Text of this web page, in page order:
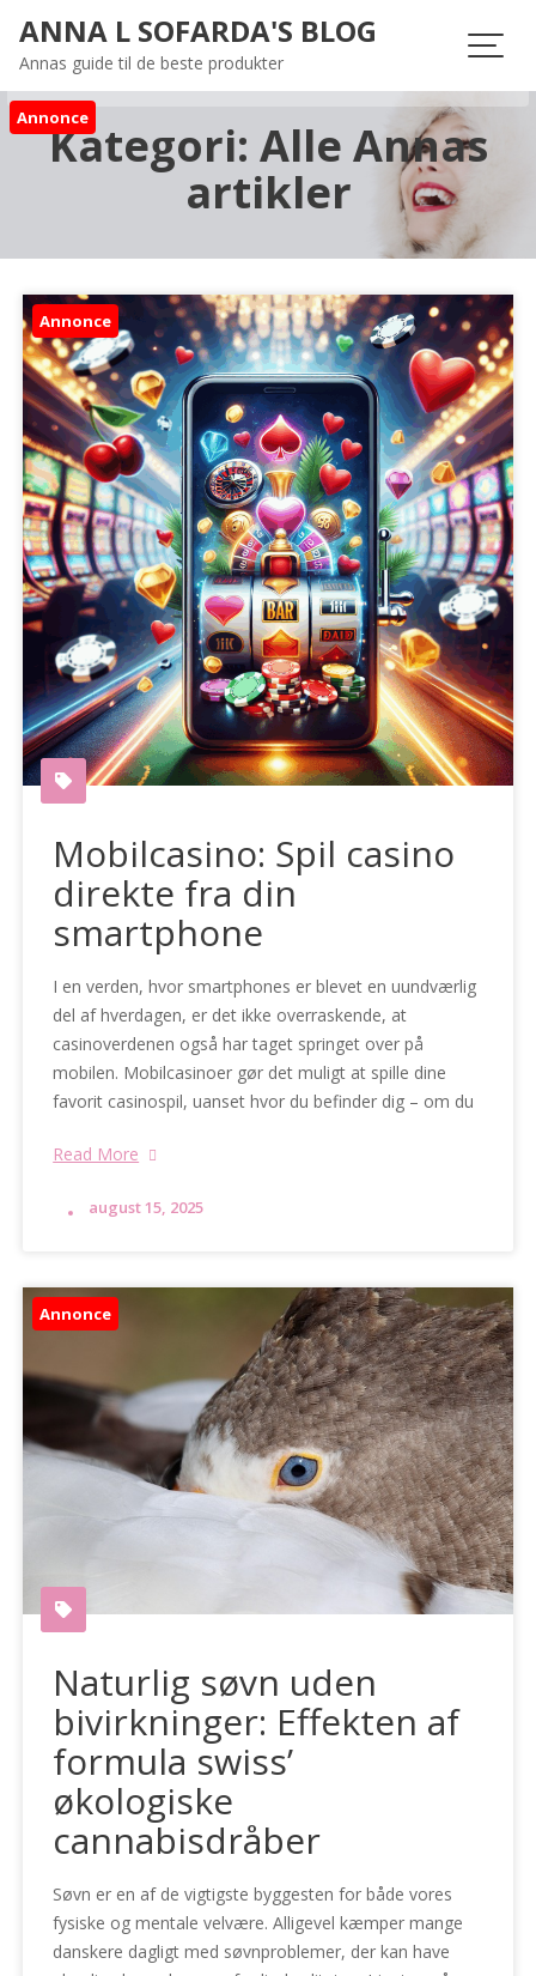
content
ANNA L SOFARDA'S BLOG
Annas guide til de beste produkter
Annonce
Kategori: Alle Annas
artikler
Annonce
Mobilcasino: Spil casino
direkte fra din
smartphone
I en verden, hvor smartphones er blevet en uundværlig
del af hverdagen, er det ikke overraskende, at
casinoverdenen også har taget springet over på
mobilen. Mobilcasinoer gør det muligt at spille dine
favorit casinospil, uanset hvor du befinder dig – om du
Read More
august 15, 2025
Annonce
Naturlig søvn uden
bivirkninger: Effekten af
formula swiss’
økologiske
cannabisdråber
Søvn er en af de vigtigste byggesten for både vores
fysiske og mentale velvære. Alligevel kæmper mange
danskere dagligt med søvnproblemer, der kan have